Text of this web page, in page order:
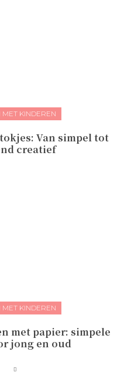
MET KINDEREN
Van simpel tot
creatief
MET KINDEREN
met papier: simpele
jong en oud